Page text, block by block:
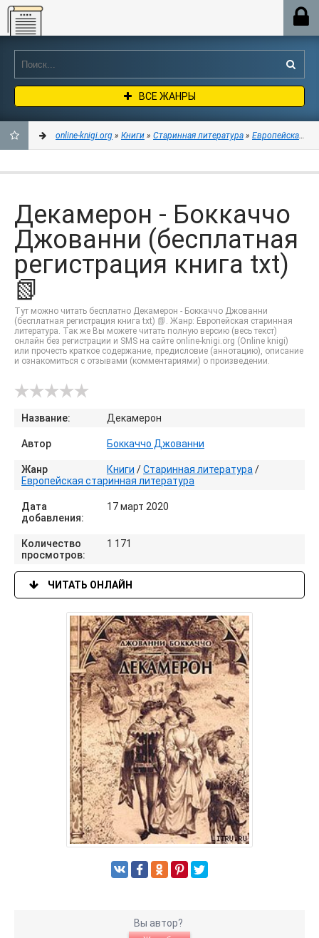
Online-knigi.org
ВСЕ ЖАНРЫ
ЗАКЛАДКИ
online-knigi.org » Книги » Старинная литература » Европейская
Декамерон - Боккаччо
Джованни (бесплатная
регистрация книга txt)
📗
Тут можно читать бесплатно Декамерон - Боккаччо Джованни
(бесплатная регистрация книга txt) 📗. Жанр: Европейская старинная
литература. Так же Вы можете читать полную версию (весь текст)
онлайн без регистрации и SMS на сайте online-knigi.org (Online knigi)
или прочесть краткое содержание, предисловие (аннотацию), описание
и ознакомиться с отзывами (комментариями) о произведении.
Название: Декамерон
Автор Боккаччо Джованни
Жанр Книги /Старинная литература /
Европейская старинная литература
Дата
добавления:
17 март 2020
Количество
просмотров:
1 171
ЧИТАТЬ ОНЛАЙН
Вы автор?